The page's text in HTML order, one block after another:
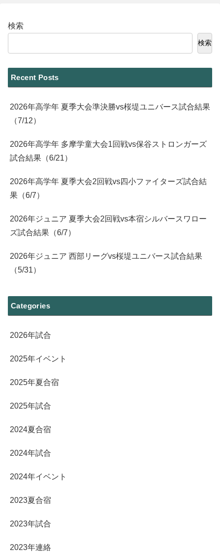
検索
検索
Recent Posts
2026年高学年 夏季大会準決勝vs桜堤ユニバース試合結果
（7/12）
2026年高学年 多摩学童大会1回戦vs保谷ストロンガーズ
試合結果（6/21）
2026年高学年 夏季大会2回戦vs四小ファイターズ試合結
果（6/7）
2026年ジュニア 夏季大会2回戦vs本宿シルバースワロー
ズ試合結果（6/7）
2026年ジュニア 西部リーグvs桜堤ユニバース試合結果
（5/31）
Categories
2026年試合
2025年イベント
2025年夏合宿
2025年試合
2024夏合宿
2024年試合
2024年イベント
2023夏合宿
2023年試合
2023年連絡